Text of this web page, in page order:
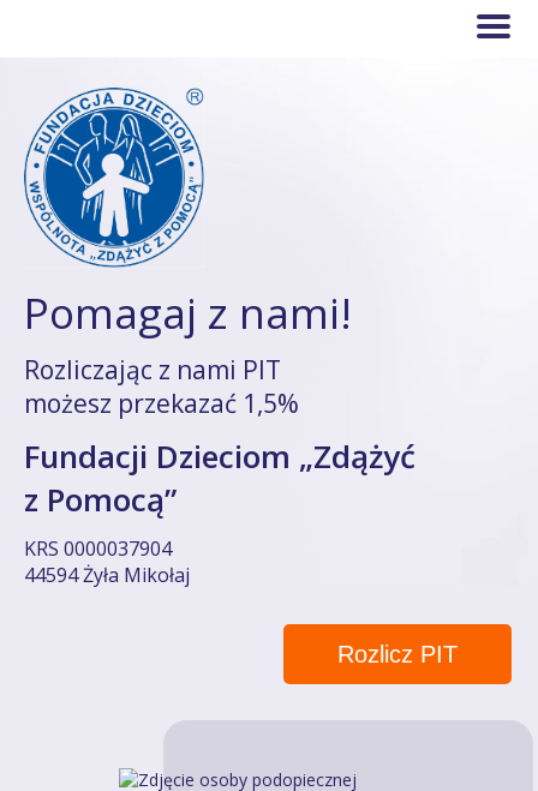
Pomagaj z nami!
Rozliczając z nami PIT
możesz przekazać 1,5%
Fundacji Dzieciom „Zdążyć
z Pomocą”
KRS 0000037904
44594 Żyła Mikołaj
Rozlicz PIT